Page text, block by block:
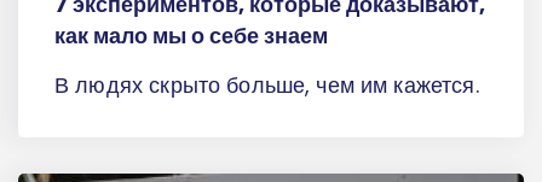
как мало мы о себе знаем
В людях скрыто больше, чем им кажется.